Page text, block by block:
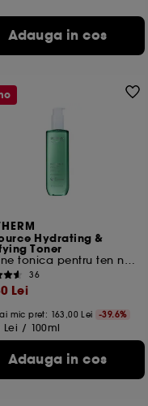
Adauga in cos
Hydrating &
Toner
Lotiune tonica pentru ten normal-mixt
36
Lei
mic pret: 163,00 Lei -39.6%
Lei / 100ml
Adauga in cos